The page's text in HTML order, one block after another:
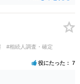
#相続人調査・確定
役にたった 7